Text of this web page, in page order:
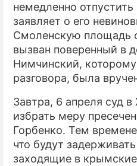
немедленно
заявляет о его
Смоленскую площадь
вызван поверенный в
Нимчинский,
разговора, была
Завтра, 6 апреля суд
избрать меру
Горбенко. Тем
что будут
заходящие в